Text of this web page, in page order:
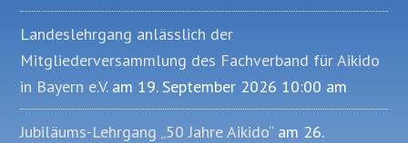
Landeslehrgang anlässlich der
Mitgliederversammlung des Fachverband für Aikido
in Bayern e.V.am 19. September 2026 10:00 am
Jubiläums-Lehrgang „50 Jahre Aikido“am 26.